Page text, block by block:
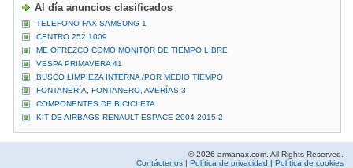
Al día anuncios clasificados
TELEFONO FAX SAMSUNG 1
CENTRO 252 1009
ME OFREZCO COMO MONITOR DE TIEMPO LIBRE
VESPA PRIMAVERA 41
BUSCO LIMPIEZA INTERNA /POR MEDIO TIEMPO
FONTANERÍA, FONTANERO, AVERÍAS 3
COMPONENTES DE BICICLETA
KIT DE AIRBAGS RENAULT ESPACE 2004-2015 2
© 2026 armanax.com. All Rights Reserved.
Contáctenos | Política de privacidad | Política de cookies